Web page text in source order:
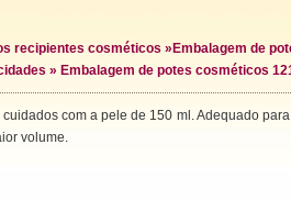
recipientes cosméticos » Embalagem de
» Embalagem de potes cosméticos
com a pele de 150 ml. Adequado
volume.